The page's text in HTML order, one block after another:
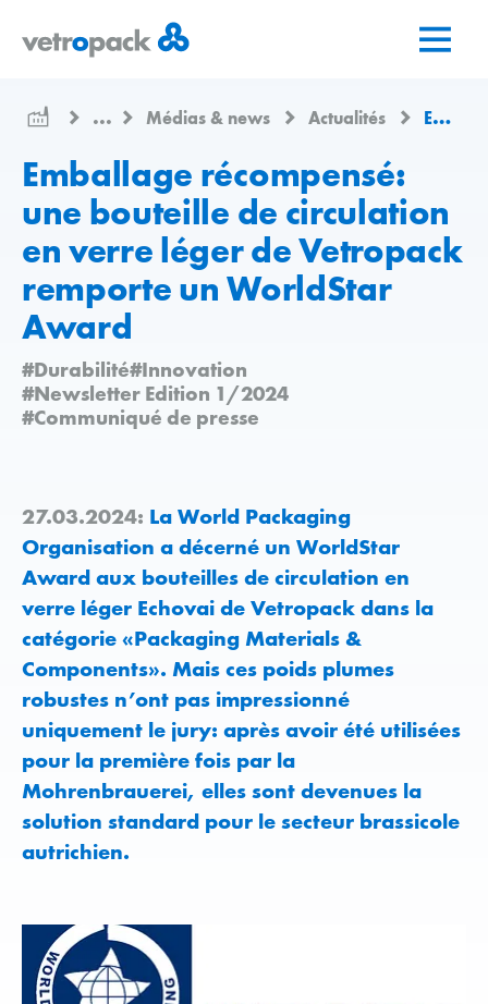
page
d'accueil
...
Médias & news Actualités Emballage récompensé: une bouteille de circulation en verre léger de Vetropack remporte un WorldStar Award
Emballage récompensé:
une bouteille de circulation
en verre léger de Vetropack
remporte un WorldStar
Award
#Durabilité#Innovation
#Newsletter Edition 1/2024
#Communiqué de presse
27.03.2024: La World Packaging
Organisation a décerné un WorldStar
Award aux bouteilles de circulation en
verre léger Echovai de Vetropack dans la
catégorie «Packaging Materials &
Components». Mais ces poids plumes
robustes n’ont pas impressionné
uniquement le jury: après avoir été utilisées
pour la première fois par la
Mohrenbrauerei, elles sont devenues la
solution standard pour le secteur brassicole
autrichien.